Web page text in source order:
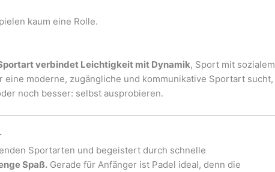
kaum eine Rolle.
verbindet Leichtigkeit mit Dynamik, Sport mit sozialem
eine moderne, zugängliche und kommunikative Sportart sucht,
noch besser: selbst ausprobieren.
Sportarten und begeistert durch schnelle
Spaß. Gerade für Anfänger ist Padel ideal, denn die